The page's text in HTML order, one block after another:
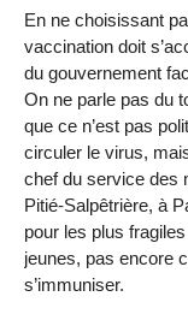
En ne choisissant
vaccination doit
du gouvernement
On ne parle pas du
que ce n’est pas
circuler le virus,
chef du service des
Pitié-Salpêtrière, à
pour les plus
jeunes, pas encore
s’immuniser.